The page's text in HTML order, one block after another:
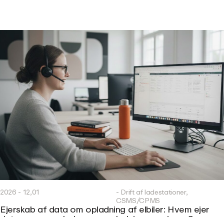
2026 - 12,01 - Drift af ladestationer,
CSMS/CPMS
Ejerskab af data om opladning af elbiler: Hvem ejer